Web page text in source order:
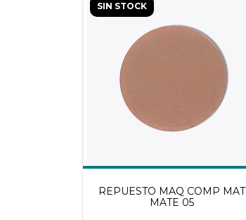
SIN STOCK
REPUESTO MAQ COMP MAT
MATE 05